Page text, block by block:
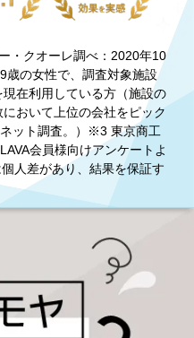
・クオーレ調べ：2020年10
歳の女性で、調査対象施設
現在利用している方（施設の
おいて上位の会社をピック
ット調査。）※3 東京商工
会員様向けアンケートよ
人差があり、結果を保証す